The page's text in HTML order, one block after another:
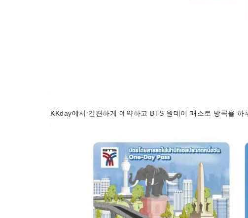
KKday에서 간편하게 예약하고 BTS 원데이 패스로 방콕을 하